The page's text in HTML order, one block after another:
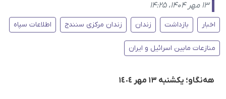
۱۳ مهر ۱۴۰۴، ۱۴:۲۵
اخبار بازداشت زندان زندان مرکزی سنندج اطلاعات سپاه
منازعات مابین اسرائیل و ایران
هه‌نگاو؛ یکشنبه ١٣ مهر ١٤٠٤